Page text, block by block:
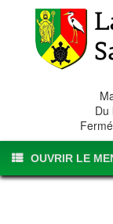
Du
OUVRIR LE